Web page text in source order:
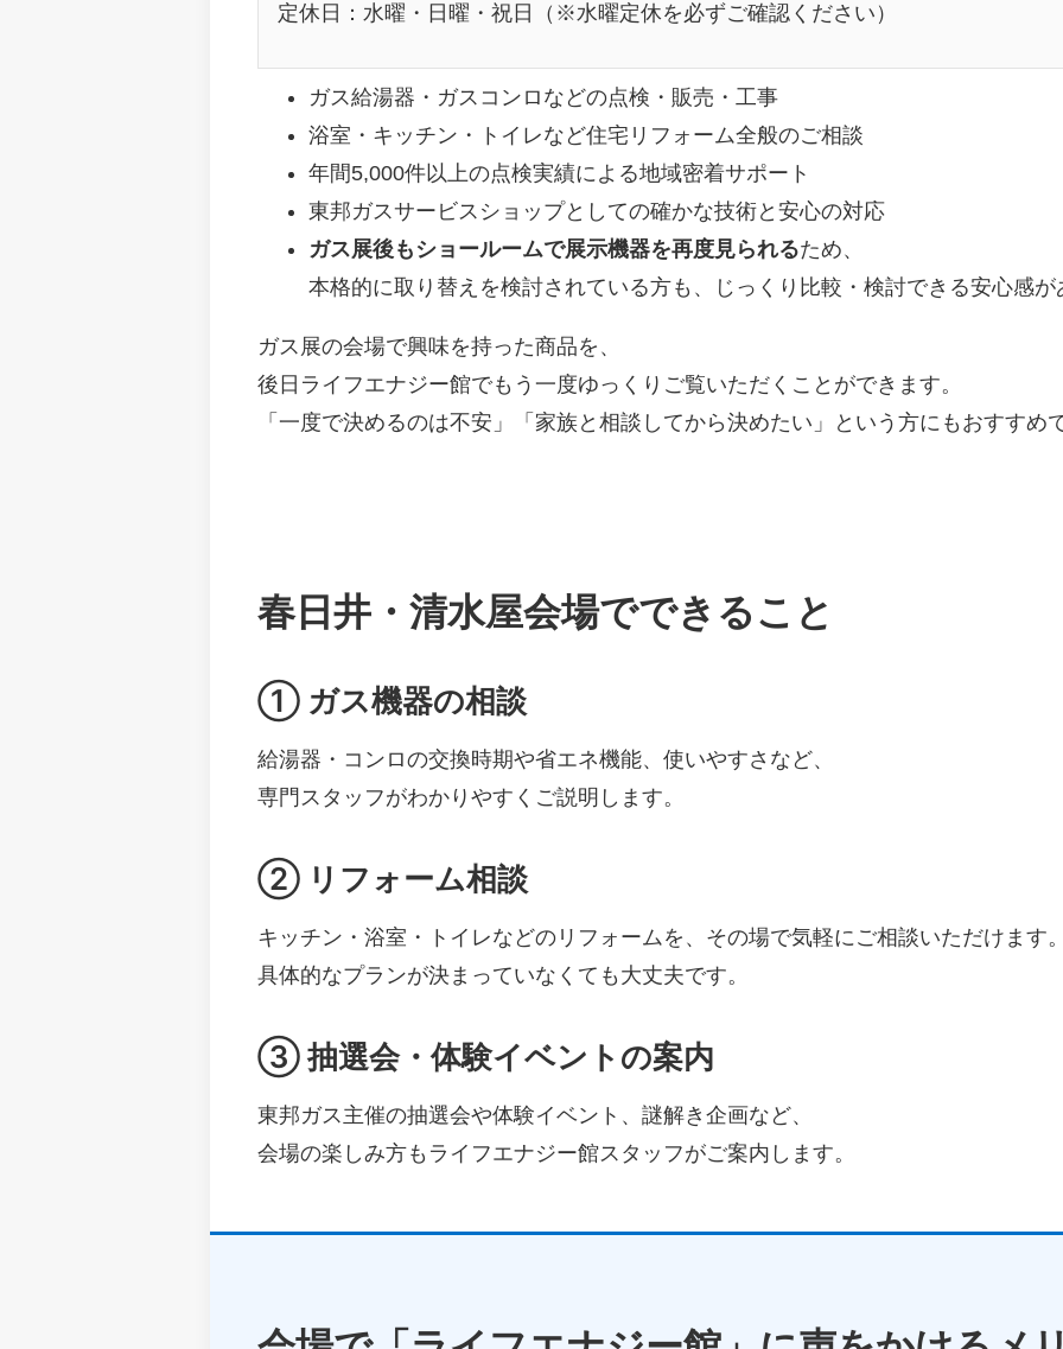
定休日：水曜・日曜・祝日（※水曜定休を必ずご確認ください）
ガス給湯器・ガスコンロなどの点検・販売・工事
浴室・キッチン・トイレなど住宅リフォーム全般のご相談
年間5,000件以上の点検実績による地域密着サポート
東邦ガスサービスショップとしての確かな技術と安心の対応
ガス展後もショールームで展示機器を再度見られるため、
本格的に取り替えを検討されている方も、じっくり比較・検討できる安心感が
ガス展の会場で興味を持った商品を、
後日ライフエナジー館でもう一度ゆっくりご覧いただくことができます。
「一度で決めるのは不安」「家族と相談してから決めたい」という方にもおすすめ
春日井・清水屋会場でできること
① ガス機器の相談
給湯器・コンロの交換時期や省エネ機能、使いやすさなど、
専門スタッフがわかりやすくご説明します。
② リフォーム相談
キッチン・浴室・トイレなどのリフォームを、その場で気軽にご相談いただけます
具体的なプランが決まっていなくても大丈夫です。
③ 抽選会・体験イベントの案内
東邦ガス主催の抽選会や体験イベント、謎解き企画など、
会場の楽しみ方もライフエナジー館スタッフがご案内します。